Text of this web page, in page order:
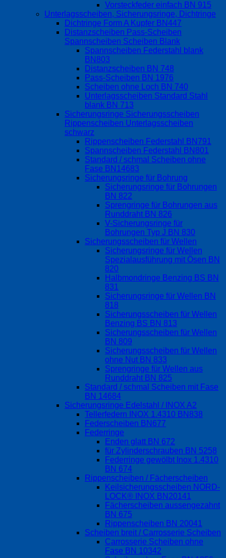
Vorsteckfeder einfach BN 915
Unterlagsscheiben, Sicherungsringe, Dichtringe
Dichtringe Form A Kupfer BN447
Distanzscheiben Pass-Scheiben
Spannscheiben Scheiben Blank
Spannscheiben Federstahl blank
BN803
Distanzscheiben BN 748
Pass-Scheiben BN 1976
Scheiben ohne Loch BN 740
Unterlagsscheiben Standard Stahl
blank BN 713
Sicherungsringe Sicherungsscheiben
Rippenscheiben Unterlagsscheiben
schwarz
Rippenscheiben Federstahl BN791
Spannscheiben Federstahl BN801
Standard / schmal Scheiben ohne
Fase BN14683
Sicherungsringe für Bohrung
Sicherungsringe für Bohrungen
BN 822
Sprengringe für Bohrungen aus
Runddraht BN 826
V-Sicherungsringe für
Bohrungen Typ J BN 830
Sicherungsscheiben für Wellen
Sicherungsringe für Wellen
Spezialausführung mit Ösen BN
820
Halbmondringe Benzing BS BN
831
Sicherungsringe für Wellen BN
818
Sicherungsscheiben für Wellen
Benzing BS BN 813
Sicherungsscheiben für Wellen
BN 809
Sicherungsscheiben für Wellen
ohne Nut BN 833
Sprengringe für Wellen aus
Runddraht BN 825
Standard / schmal Scheiben mit Fase
BN 14684
Sicherungsringe Edelstahl / INOX A2
Tellerfedern INOX 1.4310 BN838
Federscheiben BN677
Federringe
Enden glatt BN 672
für Zylinderschrauben BN 5258
Federringe gewölbt Inox 1.4310
BN 674
Rippenscheiben / Fächerscheiben
Keilsicherungsscheiben NORD-
LOCK® INOX BN20141
Fächerscheiben aussengezahnt
BN 675
Rippenscheiben BN 20041
Scheiben breit / Carrosserie Scheiben
Carrosserie Scheiben ohne
Fase BN 10342